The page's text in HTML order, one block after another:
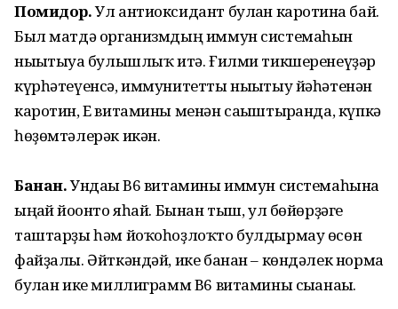
Помидор.Ул антиоксидант булған каротинға бай.
Был матдә орга­низм­дың иммун системаһын
нығытыуға булыш­лыҡ итә. Ғилми тикшеренеүҙәр
күрһә­теүенсә, иммунитетты нығытыу йәһә­тенән
каротин, Е витамины менән са­ғыштырғанда, күпкә
һөҙөмтәлерәк икән.
Банан.Ундағы В6 витамины иммун системаһына
ыңғай йоғонто яһай. Бынан тыш, ул бөйөрҙәге
таштарҙы һәм йоҡо­һоҙлоҡто булдырмау өсөн
файҙалы. Әйткәндәй, ике банан – көндәлек норма
булған ике миллиграмм В6 витамины сығанағы.